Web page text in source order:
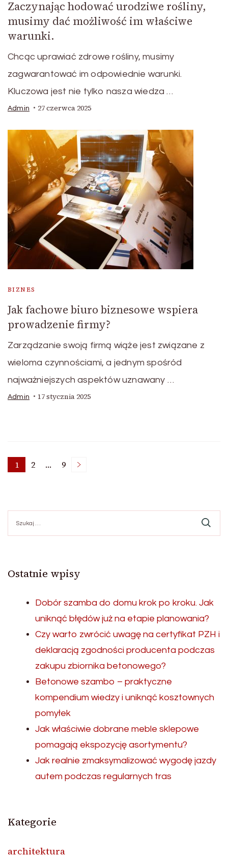
Zaczynając hodować urodziwe rośliny,
musimy dać możliwość im właściwe
warunki.
Chcąc uprawiać zdrowe rośliny, musimy
zagwarantować im odpowiednie warunki.
Kluczowa jest nie tylko nasza wiedza …
Admin 27 czerwca 2025
BIZNES
Jak fachowe biuro biznesowe wspiera
prowadzenie firmy?
Zarządzanie swoją firmą wiąże jest związane z
wieloma czynnościami, a jednym spośród
najważniejszych aspektów uznawany …
Admin 17 stycznia 2025
Stronicowanie
wpisów
Strona
1 Strona
2 … Strona
9
Ostatnie wpisy
Dobór szamba do domu krok po kroku. Jak
uniknąć błędów już na etapie planowania?
Czy warto zwrócić uwagę na certyfikat PZH i
deklaracją zgodności producenta podczas
zakupu zbiornika betonowego?
Betonowe szambo – praktyczne
kompendium wiedzy i uniknąć kosztownych
pomyłek
Jak właściwie dobrane meble sklepowe
pomagają ekspozycję asortymentu?
Jak realnie zmaksymalizować wygodę jazdy
autem podczas regularnych tras
Kategorie
architektura